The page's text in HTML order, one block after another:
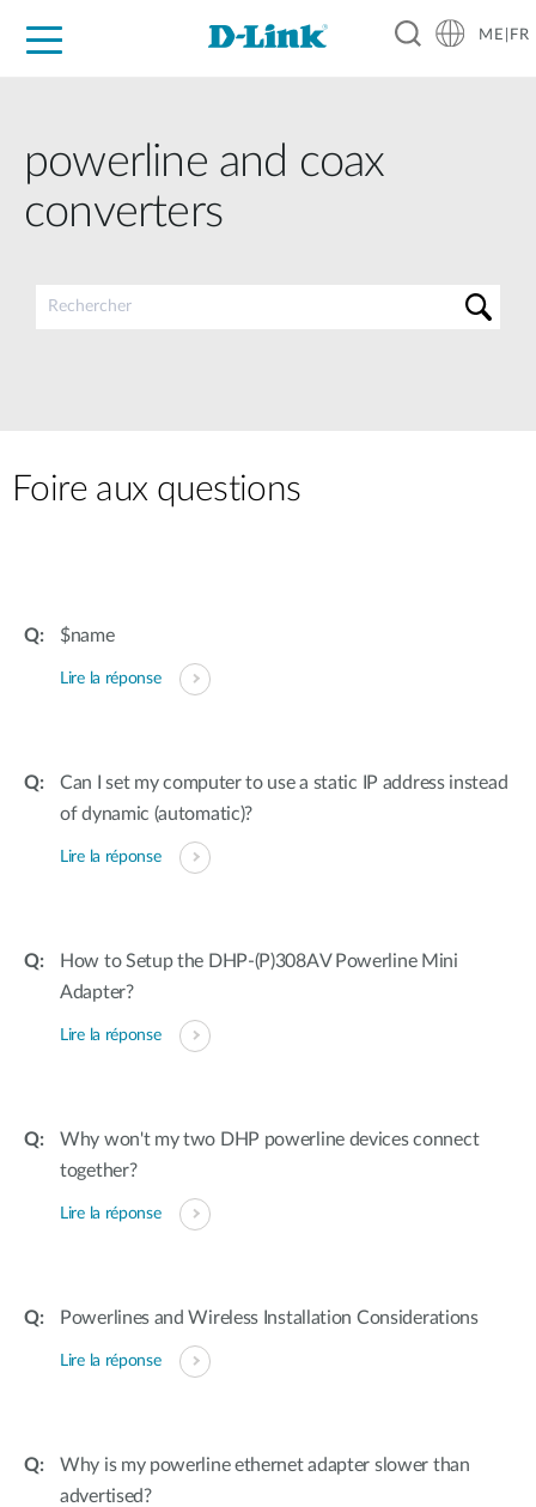
ME|FR
powerline and coax
converters
Foire aux questions
$name
Lire la réponse
Can I set my computer to use a static IP address instead
of dynamic (automatic)?
Lire la réponse
How to Setup the DHP-(P)308AV Powerline Mini
Adapter?
Lire la réponse
Why won't my two DHP powerline devices connect
together?
Lire la réponse
Powerlines and Wireless Installation Considerations
Lire la réponse
Why is my powerline ethernet adapter slower than
advertised?